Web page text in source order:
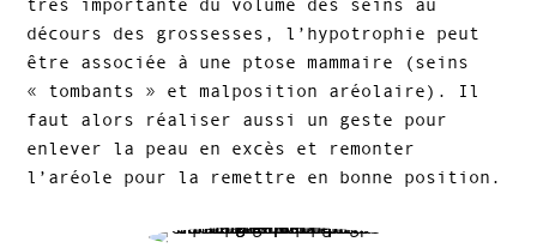
très importante du volume des seins au
décours des grossesses, l’hypotrophie peut
être associée à une ptose mammaire (seins
« tombants » et malposition aréolaire). Il
faut alors réaliser aussi un geste pour
enlever la peau en excès et remonter
l’aréole pour la remettre en bonne position.